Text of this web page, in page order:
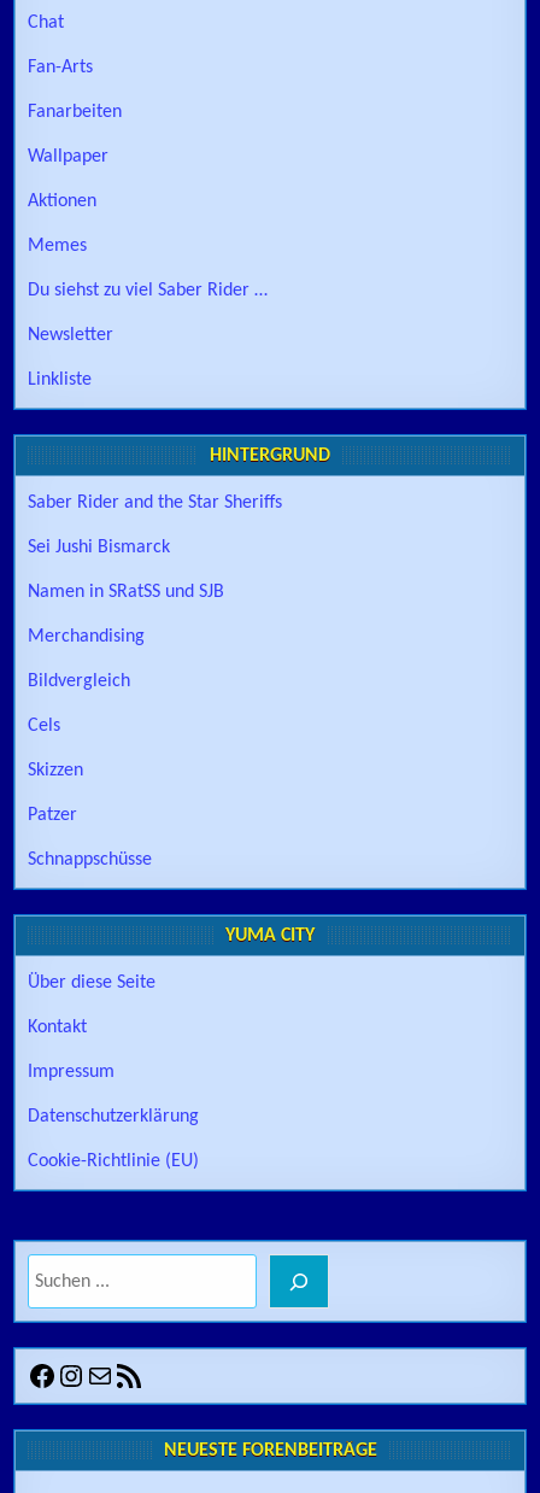
Chat
Fan-Arts
Fanarbeiten
Wallpaper
Aktionen
Memes
Du siehst zu viel Saber Rider …
Newsletter
Linkliste
HINTERGRUND
Saber Rider and the Star Sheriffs
Sei Jushi Bismarck
Namen in SRatSS und SJB
Merchandising
Bildvergleich
Cels
Skizzen
Patzer
Schnappschüsse
YUMA CITY
Über diese Seite
Kontakt
Impressum
Datenschutzerklärung
Cookie-Richtlinie (EU)
Facebook
Instagram
E-MailRSS-Feed
NEUESTE FORENBEITRÄGE